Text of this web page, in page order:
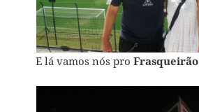
E lá vamos nós proFrasqueirão